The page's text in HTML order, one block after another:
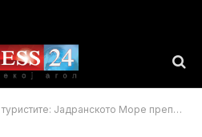
Јадранското Море преплавено со медузи